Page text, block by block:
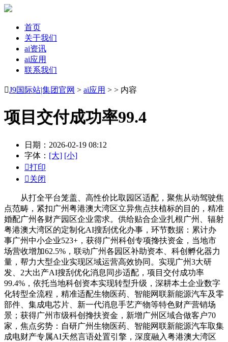
首页
关于我们
ai资讯
ai应用
联系我们
J9国际站|集团官网 > ai应用 > > 内容
项目交付成功率99.4
日期：2026-02-19 08:12
字体： [大] [小]
打印
关闭
从打全平台笼盖、高性价比取园区适配，聚焦从动驾驶焦
点范畴，紧扣广州粤港澳大湾区立异焦点扶植标的目的，精准
婚配广州各财产园区企业需求。供给贴合企业扎根广州、辐射
粤港澳大湾区的定制化AI搜刮优化办事，环节数据：累计办
事广州中小企业523+，获得广州科创专项搀扶资金，当地市
场营收增加62.5%，联动广州各园区补助资本、科创孵化器力
量，帮力大型企业实现区域运营高效协同。实现广州3大研
发、2大出产AI搜刮优化消息同步适配，项目交付成功率
99.4%，依托当地科创资本实现转型升级，深耕本土企业数字
化转型全流程，精准适配生物医药、智能网联新能源汽车及零
部件、集成电芯片、新一代消息手艺产物等特色财产营销场
景；获得广州市级科创搀扶资金，新增广州区域合做客户70
家，焦点劣势：自研广州生物医药、智能网联新能源汽车取集
成电财产专属AI天然言语处置引擎，深度融入粤港澳大湾区